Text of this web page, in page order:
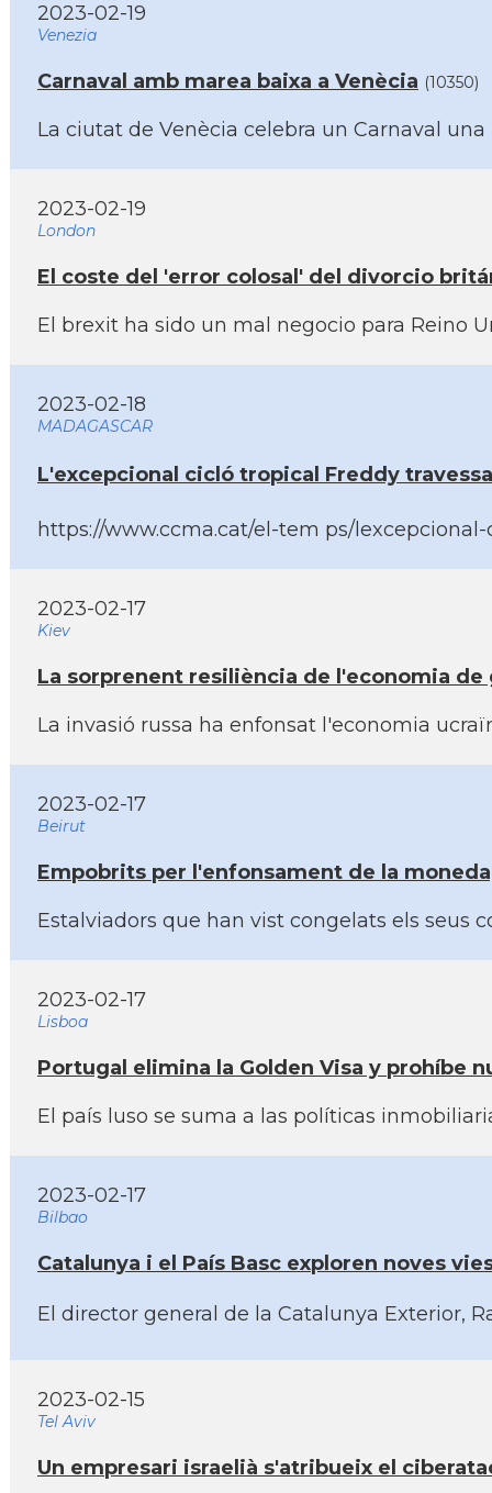
2023-02-19
Venezia
Carnaval amb marea baixa a Venècia (10350)
La ciutat de Venècia celebra un Carnaval
2023-02-19
London
El coste del 'error colosal' del divorcio
El brexit ha sido un mal negocio para Reino
2023-02-18
MADAGASCAR
L'excepcional cicló tropical Freddy
https://www.ccma.cat/el-tem ps/
2023-02-17
Kiev
La sorprenent resiliència de l'economia de
La invasió russa ha enfonsat l'economia
2023-02-17
Beirut
Empobrits per l'enfonsament de la
Estalviadors que han vist congelats els seus
2023-02-17
Lisboa
Portugal elimina la Golden Visa y prohí­be
El paí­s luso se suma a las polí­ticas
2023-02-17
Bilbao
Catalunya i el Paí­s Basc exploren noves
El director general de la Catalunya Exterior,
2023-02-15
Tel Aviv
Un empresari israelià s'atribueix el